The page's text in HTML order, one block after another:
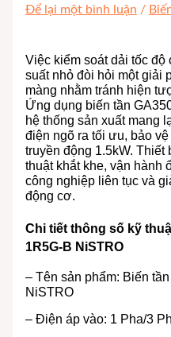
Để lại một bình luận /
Việc kiểm soát dải tốc
suất nhỏ đòi hỏi một giải
màng nhằm tránh hiện
Ứng dụng biến tần
hệ thống sản xuất mang
điện ngõ ra tối ưu, bảo
truyền động 1.5kW.
thuật khắt khe, vận hành
công nghiệp liên tục và
động cơ.
Chi tiết thông số kỹ
1R5G-B NiSTRO
– Tên sản phẩm: Biến
NiSTRO
– Điện áp vào: 1 Pha/3